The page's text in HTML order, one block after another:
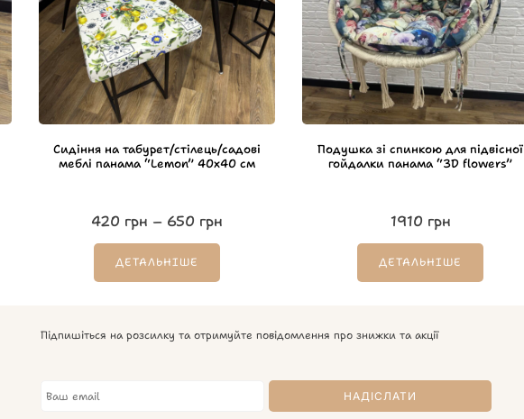
Сидіння на табурет/стілець/садові
меблі панама “Lemon” 40х40 см
420 грн – 650 грн
ДЕТАЛЬНІШЕ
Подушка зі спинкою для підвісної
гойдалки панама “3D flowers”
1910 грн
ДЕТАЛЬНІШЕ
Підпишіться на розсилку та отримуйте повідомлення про знижки та акції